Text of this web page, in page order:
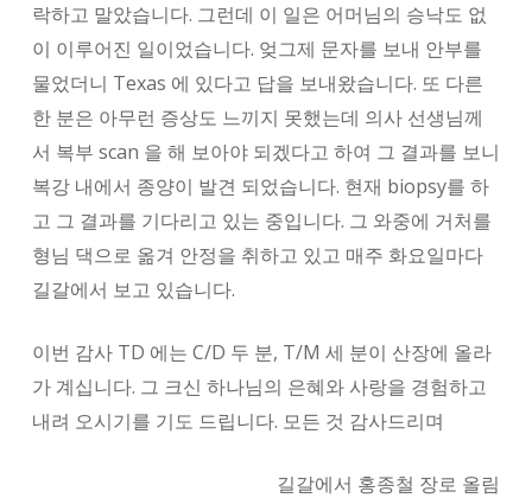
락하고 말았습니다. 그런데 이 일은 어머님의 승낙도 없
이 이루어진 일이었습니다. 엊그제 문자를 보내 안부를
물었더니 Texas 에 있다고 답을 보내왔습니다. 또 다른
한 분은 아무런 증상도 느끼지 못했는데 의사 선생님께
서 복부 scan 을 해 보아야 되겠다고 하여 그 결과를 보니
복강 내에서 종양이 발견 되었습니다. 현재 biopsy를 하
고 그 결과를 기다리고 있는 중입니다. 그 와중에 거처를
형님 댁으로 옮겨 안정을 취하고 있고 매주 화요일마다
길갈에서 보고 있습니다.
이번 감사 TD 에는 C/D 두 분, T/M 세 분이 산장에 올라
가 계십니다. 그 크신 하나님의 은혜와 사랑을 경험하고
내려 오시기를 기도 드립니다. 모든 것 감사드리며
길갈에서 홍종철 장로 올림